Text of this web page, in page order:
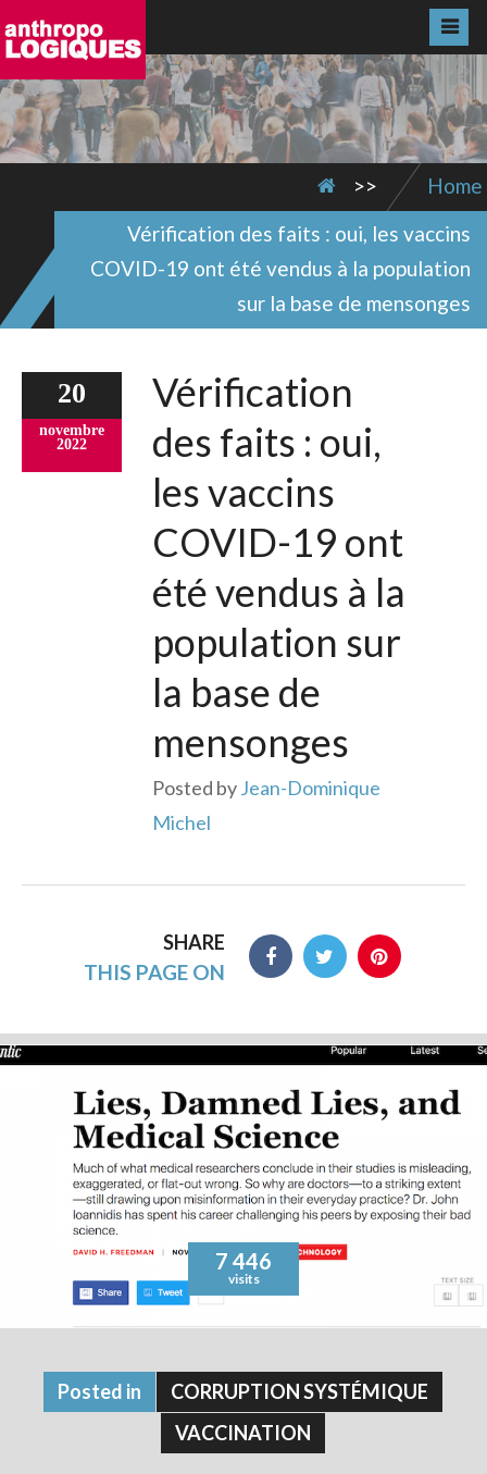
>>
Home
Vérification des faits : oui, les vaccins
COVID-19 ont été vendus à la population
sur la base de mensonges
20
novembre
2022
Vérification
des faits : oui,
les vaccins
COVID-19 ont
été vendus à la
population sur
la base de
mensonges
Posted byJean-Dominique
Michel
SHARE
THIS PAGE ON
7 446
visits
Posted in
CORRUPTION SYSTÉMIQUE
VACCINATION